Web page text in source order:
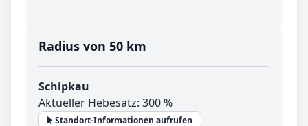
Radius von 50 km
Schipkau
Aktueller Hebesatz: 300 %
Standort-Informationen aufrufen